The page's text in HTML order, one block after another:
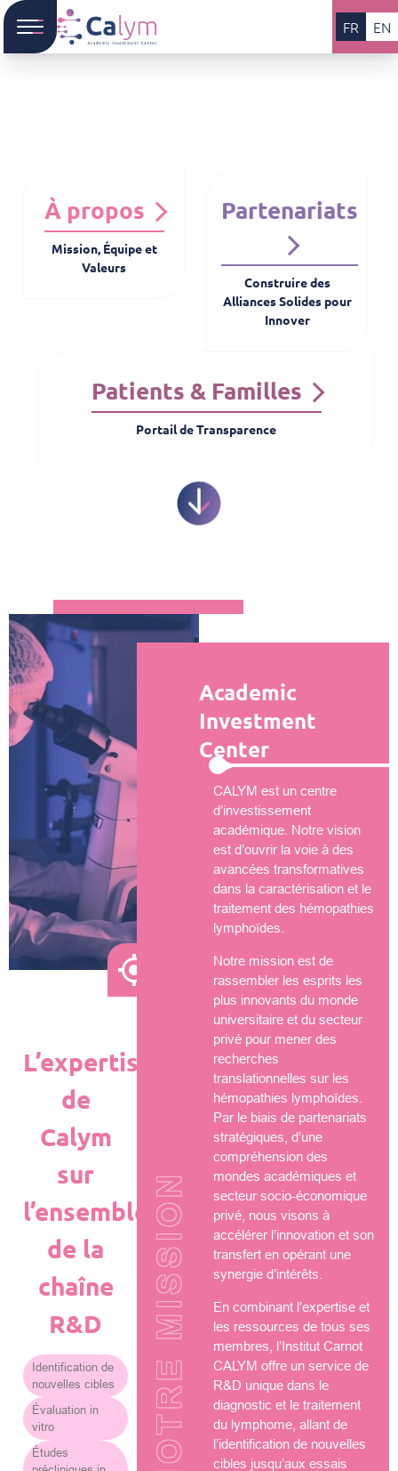
FR EN
À propos
Mission, Équipe et
Valeurs
Partenariats
Construire des
Alliances Solides pour
Innover
Patients & Familles
Portail de Transparence
L’expertise
de
Calym
sur
l’ensemble
de la
chaîne
R&D
Identification de
nouvelles cibles
Évaluation in
vitro
Études
NOTRE MISSION
Academic
Investment
Center
CALYM est un centre
d’investissement
académique. Notre vision
est d’ouvrir la voie à des
avancées transformatives
dans la caractérisation et le
traitement des hémopathies
lymphoïdes.
Notre mission est de
rassembler les esprits les
plus innovants du monde
universitaire et du secteur
privé pour mener des
recherches
translationnelles sur les
hémopathies lymphoïdes.
Par le biais de partenariats
stratégiques, d’une
compréhension des
mondes académiques et
secteur socio-économique
privé, nous visons à
accélérer l’innovation et son
transfert en opérant une
synergie d’intérêts.
En combinant l’expertise et
les ressources de tous ses
membres, l’Institut Carnot
CALYM offre un service de
R&D unique dans le
diagnostic et le traitement
du lymphome, allant de
l’identification de nouvelles
cibles jusqu’aux essais